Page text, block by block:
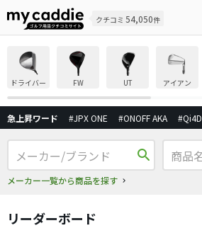
クチコミ 54,050件
ドライバー FW UT アイアン
急上昇ワード #JPX ONE #ONOFF AKA #Qi4D
search
メーカー一覧から商品を探す
リーダーボード